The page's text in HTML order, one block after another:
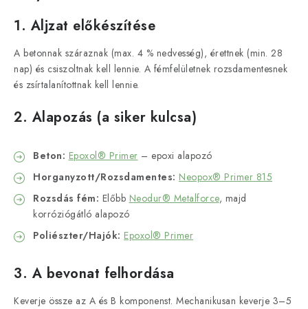
1. Aljzat előkészítése
A betonnak száraznak (max. 4 % nedvesség), érettnek (min. 28
nap) és csiszoltnak kell lennie. A fémfelületnek rozsdamentesnek
és zsírtalanítottnak kell lennie.
2. Alapozás (a siker kulcsa)
Beton: Epoxol® Primer – epoxi alapozó
Horganyzott/Rozsdamentes: Neopox® Primer 815
Rozsdás fém: Előbb Neodur® Metalforce, majd
korróziógátló alapozó
Poliészter/Hajók: Epoxol® Primer
3. A bevonat felhordása
Keverje össze az A és B komponenst. Mechanikusan keverje 3–5